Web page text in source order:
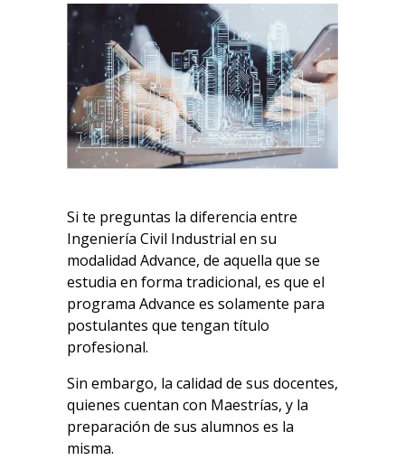
Si te preguntas la diferencia entre
Ingeniería Civil Industrial en su
modalidad Advance, de aquella que se
estudia en forma tradicional, es que el
programa Advance es solamente para
postulantes que tengan título
profesional.
Sin embargo, la calidad de sus docentes,
quienes cuentan con Maestrías, y la
preparación de sus alumnos es la
misma.